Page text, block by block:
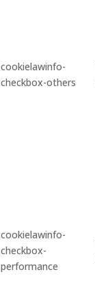
cookielawinfo-
checkbox-others
cookielawinfo-
checkbox-
performance